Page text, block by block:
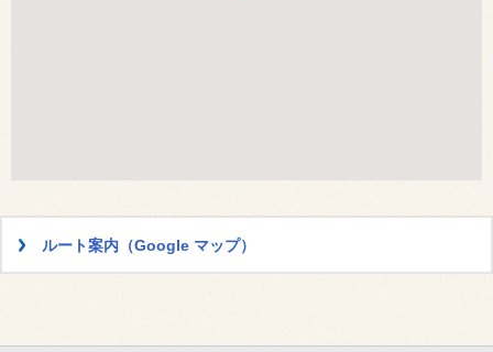
ルート案内（Google マップ）